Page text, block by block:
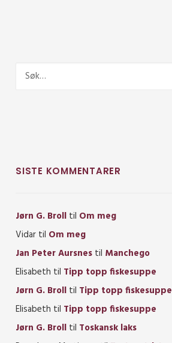
SISTE KOMMENTARER
Jørn G. Broll til Om meg
Vidar til Om meg
Jan Peter Aursnes til Manchego
Elisabeth til Tipp topp fiskesuppe
Jørn G. Broll til Tipp topp fiskesuppe
Elisabeth til Tipp topp fiskesuppe
Jørn G. Broll til Toskansk laks